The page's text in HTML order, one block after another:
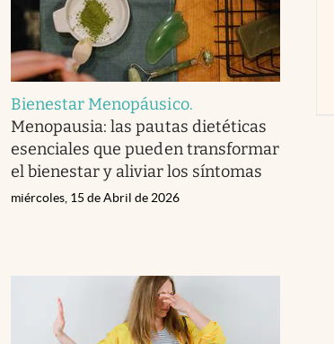
Bienestar Menopáusico.
Menopausia: las pautas dietéticas
esenciales que pueden transformar
el bienestar y aliviar los síntomas
miércoles, 15 de Abril de 2026